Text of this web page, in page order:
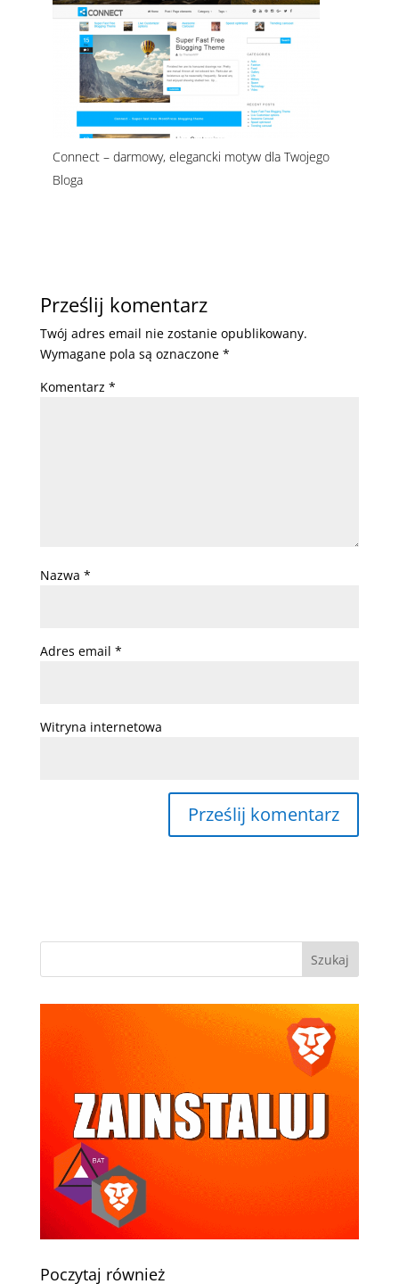
Connect – darmowy, elegancki motyw dla Twojego
Bloga
Prześlij komentarz
Twój adres email nie zostanie opublikowany.
Wymagane pola są oznaczone *
Komentarz *
Nazwa *
Adres email *
Witryna internetowa
Poczytaj również